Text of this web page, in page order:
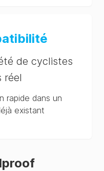
de cyclistes
réel
rapide dans un
existant